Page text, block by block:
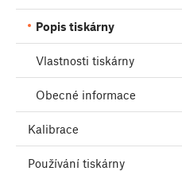
Popis tiskárny
Vlastnosti tiskárny
Obecné informace
Kalibrace
Používání tiskárny